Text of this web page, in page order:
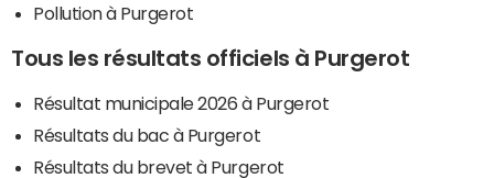
Pollution à Purgerot
Tous les résultats officiels à Purgerot
Résultat municipale 2026 à Purgerot
Résultats du bac à Purgerot
Résultats du brevet à Purgerot